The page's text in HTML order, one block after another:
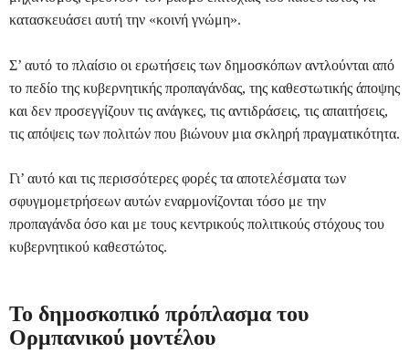
κατασκευάσει αυτή την «κοινή γνώμη».
Σ’ αυτό το πλαίσιο οι ερωτήσεις των δημοσκόπων αντλούνται από
το πεδίο της κυβερνητικής προπαγάνδας, της καθεστωτικής άποψης
και δεν προσεγγίζουν τις ανάγκες, τις αντιδράσεις, τις απαιτήσεις,
τις απόψεις των πολιτών που βιώνουν μια σκληρή πραγματικότητα.
Γι’ αυτό και τις περισσότερες φορές τα αποτελέσματα των
σφυγμομετρήσεων αυτών εναρμονίζονται τόσο με την
προπαγάνδα όσο και με τους κεντρικούς πολιτικούς στόχους του
κυβερνητικού καθεστώτος.
Το δημοσκοπικό πρόπλασμα του
Ορμπανικού μοντέλου